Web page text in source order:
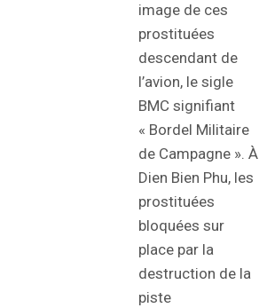
image de ces
prostituées
descendant de
l’avion, le sigle
BMC signifiant
« Bordel Militaire
de Campagne ». À
Dien Bien Phu, les
prostituées
bloquées sur
place par la
destruction de la
piste